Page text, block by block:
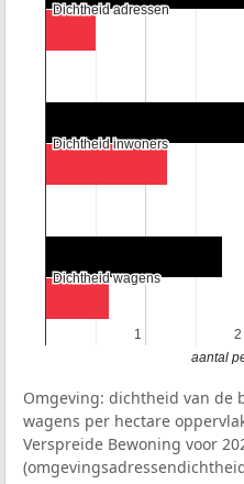
1
1 2
2
Dichtheid adressen
Dichtheid adressen
Dichtheid inwoners
Dichtheid inwoners
Dichtheid wagens
Dichtheid wagens
aantal
Omgeving: dichtheid van de
wagens per hectare
Verspreide Bewoning voor